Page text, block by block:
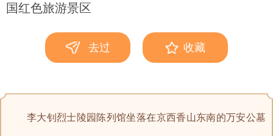
国红色旅游景区
去过 收藏
李大钊烈士陵园陈列馆坐落在京西香山东南的万安公墓